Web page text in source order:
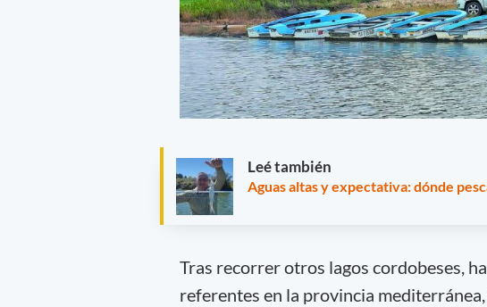
Leé también
Aguas altas y expectativa: dónde
Tras recorrer otros lagos cordobeses,
referentes en la provincia mediterránea,